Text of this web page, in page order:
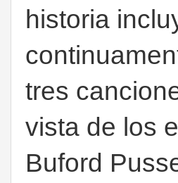
historia
tres
vista de los
Buford